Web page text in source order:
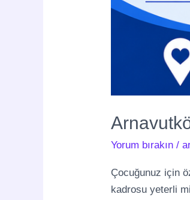
Yorum bırakın /
Çocuğunuz için
kadrosu yeterli